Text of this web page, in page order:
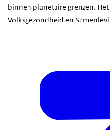
binnen planetaire grenzen. Het
Volksgezondheid en